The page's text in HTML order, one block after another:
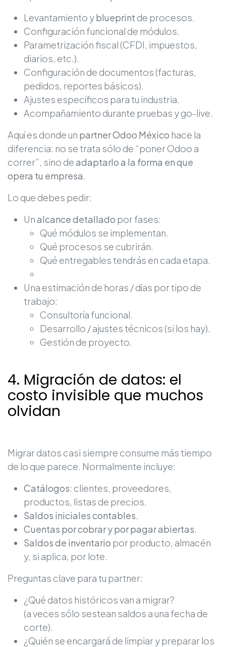
Levantamiento yblueprint de procesos.
Configuración funcional de módulos.
Parametrización fiscal (CFDI, impuestos,
diarios, etc.).
Configuración de documentos (facturas,
pedidos, reportes básicos).
Ajustes específicos para tu industria.
Acompañamiento durante pruebas y go-live.
Aquí es donde un partner Odoo México hace la
diferencia: no se trata sólo de “poner Odoo a
correr”, sino deadaptarlo a la forma en que
opera tu empresa.
Lo que debes pedir:
Unalcance detallado por fases:
Qué módulos se implementan.
Qué procesos se cubrirán.
Qué entregables tendrás en cada etapa.
Una estimación de horas / días por tipo de
trabajo:
Consultoría funcional.
Desarrollo / ajustes técnicos (si los hay).
Gestión de proyecto.
4. Migración de datos: el
costo invisible que muchos
olvidan
Migrar datos casi siempre consume más tiempo
de lo que parece. Normalmente incluye:
Catálogos: clientes, proveedores,
productos, listas de precios.
Saldos iniciales contables.
Cuentas por cobrar y por pagar abiertas.
Saldos de inventario por producto, almacén
y, si aplica, por lote.
Preguntas clave para tu partner:
¿Qué datos históricos van a migrar?
(a veces sólo sestean saldos a una fecha de
corte).
¿Quién se encargará de limpiar y preparar los